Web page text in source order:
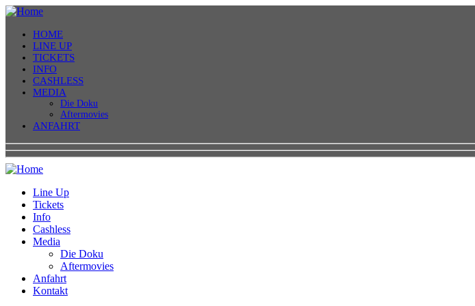
HOME
LINE UP
TICKETS
INFO
CASHLESS
MEDIA
Die Doku
Aftermovies
ANFAHRT
Line Up
Tickets
Info
Cashless
Media
Die Doku
Aftermovies
Anfahrt
Kontakt